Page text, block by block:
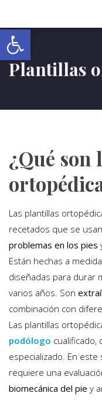
Abrir
Plantillas
¿Qué
Las plantillas
recetados que se
problemas en los pies
Están hechas a
diseñadas para durar
varios años. Son
combinación con
Las plantillas
podólogo cualificado,
especializado. En
requiere una
biomecánica del pie y